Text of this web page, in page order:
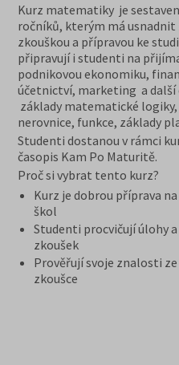
Kurz matematiky je
ročníků, kterým má
zkouškou a přípravou ke
připravují i studenti na
podnikovou ekonomiku,
účetnictví, marketing a další
základy matematické
nerovnice, funkce, základy
Studenti dostanou v rámci
časopis Kam Po Maturitě.
Proč si vybrat tento kurz?
Kurz je dobrou příprava
škol
Studenti procvičují úlohy
zkoušek
Prověřují svoje znalosti
zkoušce